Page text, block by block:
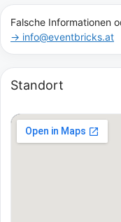
Falsche Informationen
→ info@eventbricks.at
Standort